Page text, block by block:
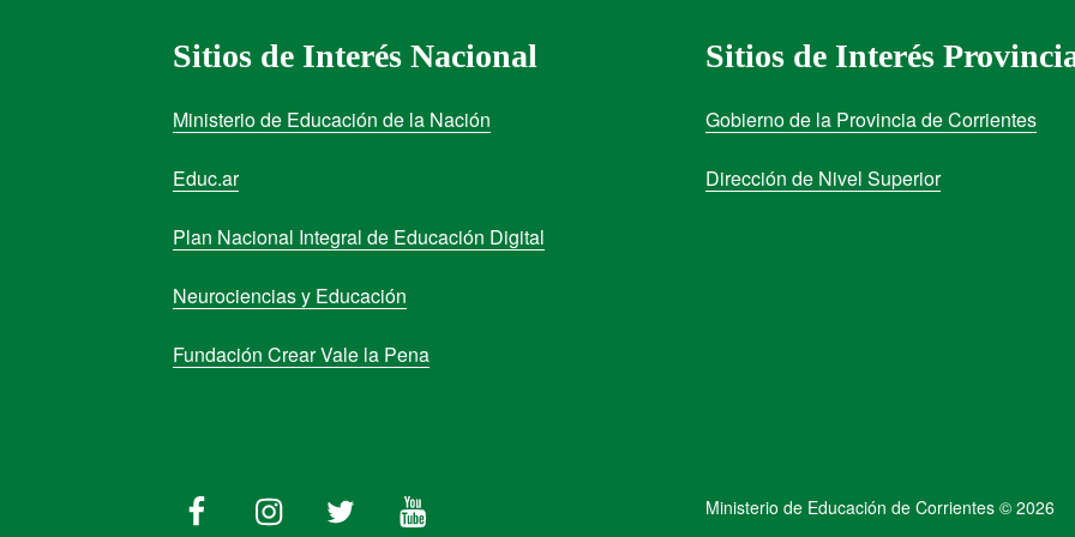
Sitios de Interés Nacional
Ministerio de Educación de la Nación
Educ.ar
Plan Nacional Integral de Educación Digital
Neurociencias y Educación
Fundación Crear Vale la Pena
Sitios de Interés
Gobierno de la Provincia de Corrientes
Dirección de Nivel Superior
Ministerio de Educación de Corrientes © 2026